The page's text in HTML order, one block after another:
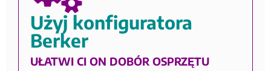
Użyj konfiguratora
Berker
UŁATWI CI ON DOBÓR OSPRZĘTU